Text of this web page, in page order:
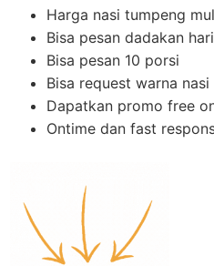
Harga nasi tumpeng
Bisa pesan dadakan
Bisa pesan 10 porsi
Bisa request warna nasi
Dapatkan promo free
Ontime dan fast